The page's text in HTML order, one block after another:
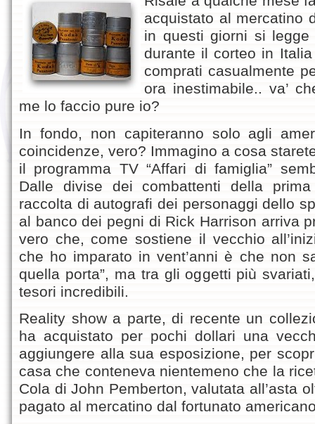
acquistato al mercatino
in questi giorni si
durante il corteo in
comprati casualmente
ora inestimabile.. va’
me lo faccio pure io?
In fondo, non capiteranno solo agli
coincidenze, vero? Immagino a cosa
il programma TV “Affari di famiglia”
Dalle divise dei combattenti della
raccolta di autografi dei personaggi dello
al banco dei pegni di Rick Harrison arriva
vero che, come sostiene il vecchio
che ho imparato in vent’anni è che non
quella porta”, ma tra gli oggetti più
tesori incredibili.
Reality show a parte, di recente un
ha acquistato per pochi dollari una
aggiungere alla sua esposizione, per
casa che conteneva nientemeno che la
Cola di John Pemberton, valutata all’asta
pagato al mercatino dal fortunato